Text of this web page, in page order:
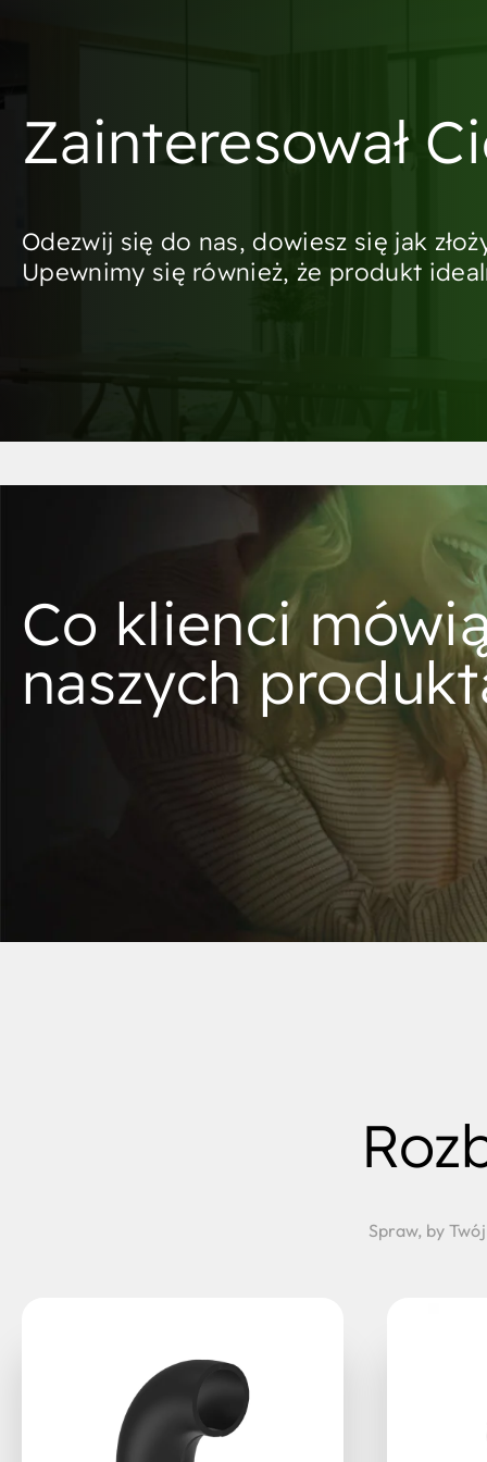
Zainteresował
Odezwij się do nas, dowiesz się jak
Upewnimy się również, że produkt
Co klienci
naszych
Spraw, by